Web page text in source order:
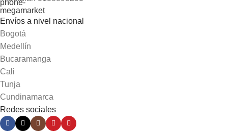
Envíos a nivel nacional
Bogotá
Medellín
Bucaramanga
Cali
Tunja
Cundinamarca
Redes sociales